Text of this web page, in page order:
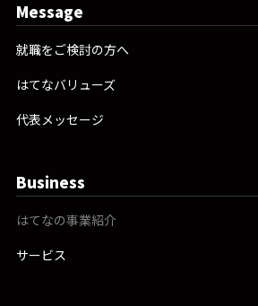
Message
就職をご検討の方へ
はてなバリューズ
代表メッセージ
Business
はてなの事業紹介
サービス